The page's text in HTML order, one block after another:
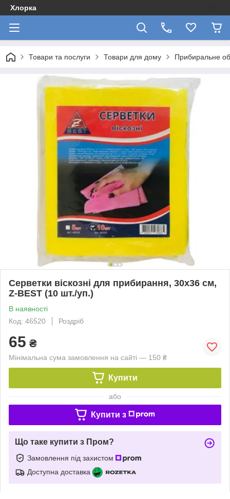
Хлорка
Товари та послуги Товари для дому Прибиральне
Серветки віскозні для прибирання, 30х36 см,
Z-BEST (10 шт./уп.)
В наявності
Код: 46520
Роздріб
65 ₴
Мінімальна сума замовлення на сайті — 150 ₴
Купити
або
Купити з
Що таке купити з Пром?
Замовлення під захистом
Доступна доставка